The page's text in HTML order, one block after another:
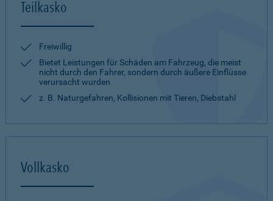
Teilkasko
Freiwillig
Bietet Leistungen für Schäden am Fahrzeug, die meist
nicht durch den Fahrer, sondern durch äußere Einflüsse
verursacht wurden
z. B. Naturgefahren, Kollisionen mit Tieren, Diebstahl
Vollkasko